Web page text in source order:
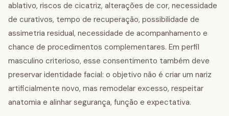
ablativo, riscos de cicatriz, alterações de cor, necessidade
de curativos, tempo de recuperação, possibilidade de
assimetria residual, necessidade de acompanhamento e
chance de procedimentos complementares. Em perfil
masculino criterioso, esse consentimento também deve
preservar identidade facial: o objetivo não é criar um nariz
artificialmente novo, mas remodelar excesso, respeitar
anatomia e alinhar segurança, função e expectativa.